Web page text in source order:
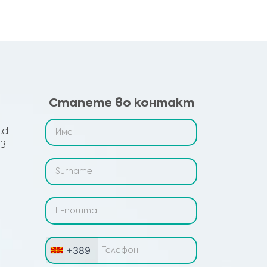
Стапете во контакт
+389